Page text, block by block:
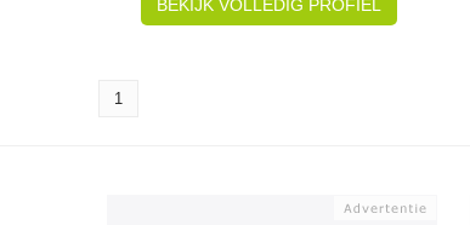
BEKIJK VOLLEDIG PROFIEL
1